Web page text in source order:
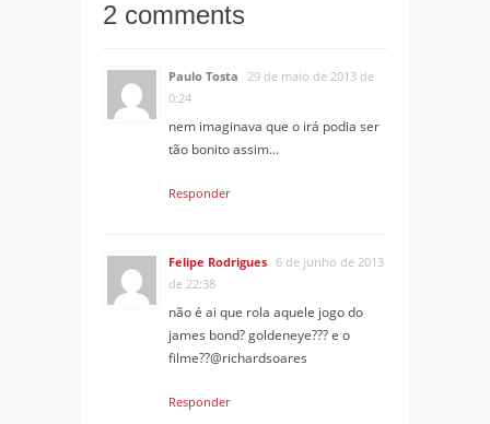
2 comments
Paulo Tosta 29 de maio de 2013 de
0:24
nem imaginava que o irá podia ser
tão bonito assim…
Responder
Felipe Rodrigues 6 de junho de 2013
de 22:38
não é ai que rola aquele jogo do
james bond? goldeneye??? e o
filme??@richardsoares
Responder